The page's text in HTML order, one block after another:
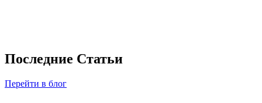
Последние Статьи
Перейти в блог